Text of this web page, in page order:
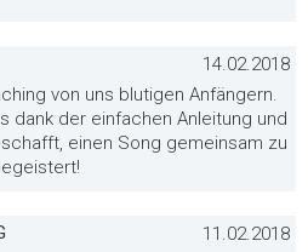
14.02.2018
von uns blutigen Anfängern.
dank der einfachen Anleitung und
einen Song gemeinsam zu
11.02.2018